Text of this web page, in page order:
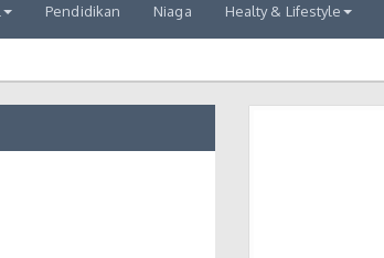
Pendidikan Niaga Healty & Lifestyle